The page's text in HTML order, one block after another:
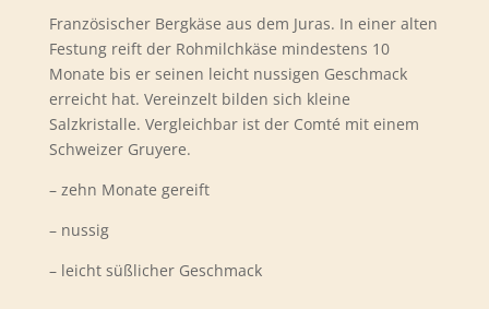
Französischer Bergkäse aus dem Juras. In einer alten
Festung reift der Rohmilchkäse mindestens 10
Monate bis er seinen leicht nussigen Geschmack
erreicht hat. Vereinzelt bilden sich kleine
Salzkristalle. Vergleichbar ist der Comté mit einem
Schweizer Gruyere.
– zehn Monate gereift
– nussig
– leicht süßlicher Geschmack